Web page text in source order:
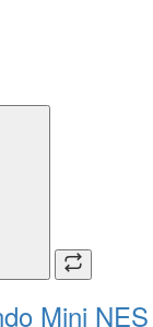
Mini NES